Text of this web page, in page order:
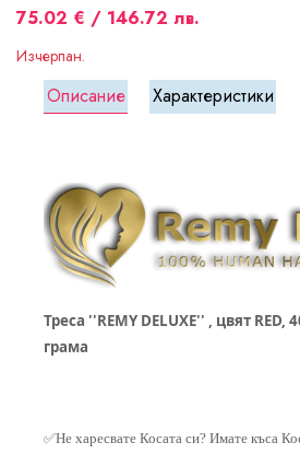
75.02 € / 146.72 лв.
Изчерпан.
Описание Характеристики
Треса ''REMY DELUXE'' , цвят
грама
✅Не харесвате Косата си? Имате къса